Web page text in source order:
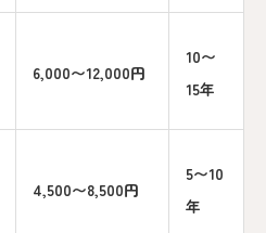
6,000〜12,000円
10〜
15年
4,500〜8,500円
5〜10
年